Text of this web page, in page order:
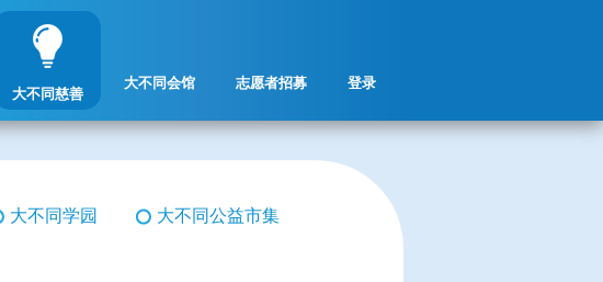
大不同慈善
大不同会馆 志愿者招募 登录
大不同学园 大不同公益市集